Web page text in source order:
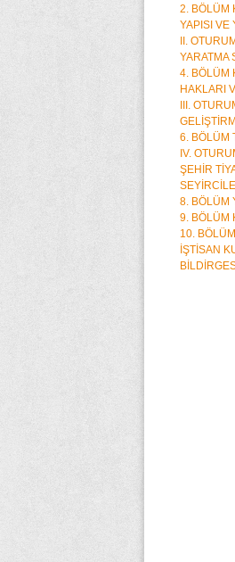
2. BÖLÜM
YAPISI VE
II.
YARATMA
4. BÖLÜM
HAKLARI
III.
6. BÖLÜM
IV.
ŞEHİR
8. BÖLÜM
9. BÖLÜM
10.
İŞTİSAN